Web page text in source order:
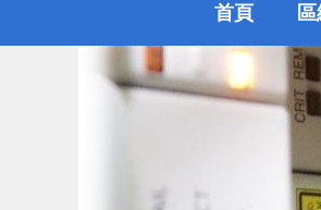
首頁